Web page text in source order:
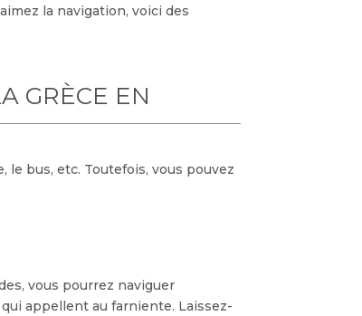
la navigation, voici des
GRÈCE EN
le bus, etc. Toutefois, vous pouvez
vous pourrez naviguer
appellent au farniente. Laissez-